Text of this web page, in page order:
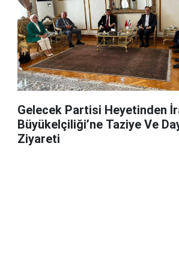
Gelecek Partisi Heyetinden
Büyükelçiliği’ne Taziye Ve
Ziyareti